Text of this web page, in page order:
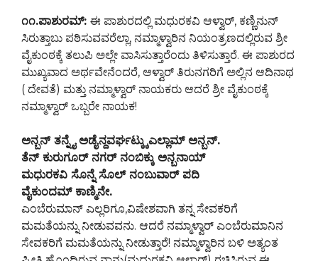
೧೧.ಪಾಶುರಮ್: ಈ ಪಾಶುರದಲ್ಲಿ ಮಧುರಕವಿ ಆಳ್ವಾರ್, ಕಣ್ಣಿನುನ್
ಸಿರುತ್ತಾಬು ಪಠಿಸುವವರೆಲ್ಲಾ, ನಮ್ಮಾಳ್ವಾರಿನ ನಿಯಂತ್ರಣದಲ್ಲಿರುವ ಶ್ರೀ
ವೈಕುಂಠಕ್ಕೆ ತಲುಪಿ ಅಲ್ಲೇ ವಾಸಿಸುತ್ತಾರೆಂದು ತಿಳಿಸುತ್ತಾರೆ. ಈ ಪಾಶುರದ
ಮುಖ್ಯವಾದ ಅರ್ಥವೇನೆಂದರೆ, ಆಳ್ವಾರ್ ತಿರುನಗರಿಗೆ ಅಲ್ಲಿನ ಆದಿನಾಥ
( ದೇವತೆ) ಮತ್ತು ನಮ್ಮಾಳ್ವಾರ್ ನಾಯಕರು ಆದರೆ ಶ್ರೀ ವೈಕುಂಠಕ್ಕೆ
ನಮ್ಮಾಳ್ವಾರ್ ಒಬ್ಬರೇ ನಾಯಕ!
ಅನ್ಬನ್ ತನ್ನೈ ಅಡೈನ್ದವರ್ಘಟ್ಕ್ಕುಎಲ್ಲಾಮ್ ಅನ್ಬನ್.
ತೆನ್ ಕುರುಗೂರ್ ನಗರ್ ನಂಬಿಕ್ಕು ಅನ್ಬನಾಯ್
ಮಧುರಕವಿ ಸೊನ್ನೆ ಸೊಲ್ ನಂಬುವಾರ್ ಪದಿ
ವೈಕುಂದಮ್ ಕಾಣ್ಮಿನೇ.
ಎಂಬೆರುಮಾನ್ ಎಲ್ಲರಿಗೂ,ವಿಷೇಶವಾಗಿ ತನ್ನ ಸೇವಕರಿಗೆ
ಮಮತೆಯನ್ನು ನೀಡುವವನು. ಆದರೆ ನಮ್ಮಾಳ್ವಾರ್ ಎಂಬೆರುಮಾನಿನ
ಸೇವಕರಿಗೆ ಮಮತೆಯನ್ನು ನೀಡುತ್ತಾರೆ! ನಮ್ಮಾಳ್ವಾರಿನ ಬಳಿ ಅತ್ಯಂತ